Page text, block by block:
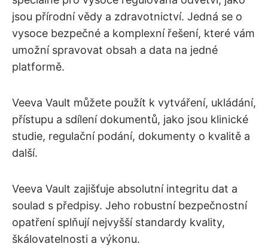
jsou přírodní vědy a zdravotnictví. Jedná se o
vysoce bezpečné a komplexní řešení, které vám
umožní spravovat obsah a data na jedné
platformě.
Veeva Vault můžete použít k vytváření, ukládání,
přístupu a sdílení dokumentů, jako jsou klinické
studie, regulační podání, dokumenty o kvalitě a
další.
Veeva Vault zajišťuje absolutní integritu dat a
soulad s předpisy. Jeho robustní bezpečnostní
opatření splňují nejvyšší standardy kvality,
škálovatelnosti a výkonu.